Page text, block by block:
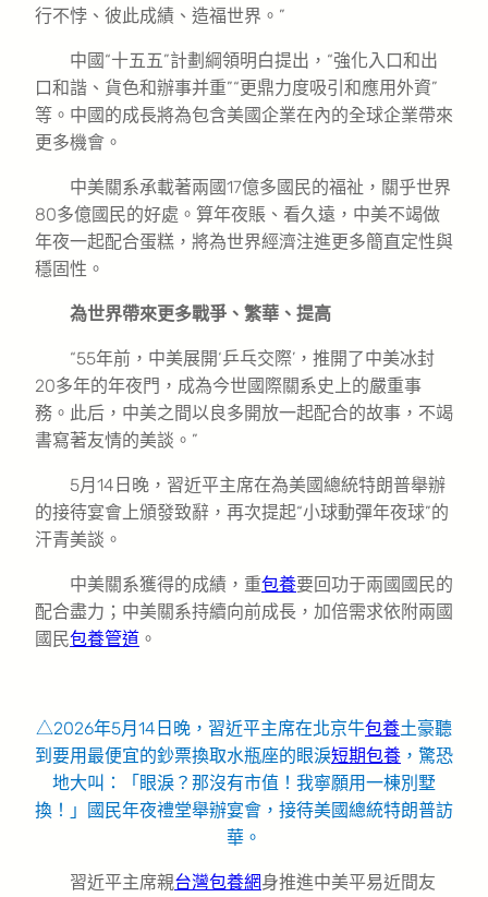
行不悖、彼此成績、造福世界。”
中國“十五五”計劃綱領明白提出，“強化入口和出
口和諧、貨色和辦事并重”“更鼎力度吸引和應用外資”
等。中國的成長將為包含美國企業在內的全球企業帶來
更多機會。
中美關系承載著兩國17億多國民的福祉，關乎世界
80多億國民的好處。算年夜賬、看久遠，中美不竭做
年夜一起配合蛋糕，將為世界經濟注進更多簡直定性與
穩固性。
為世界帶來更多戰爭、繁華、提高
“55年前，中美展開‘乒乓交際’，推開了中美冰封
20多年的年夜門，成為今世國際關系史上的嚴重事
務。此后，中美之間以良多開放一起配合的故事，不竭
書寫著友情的美談。”
5月14日晚，習近平主席在為美國總統特朗普舉辦
的接待宴會上頒發致辭，再次提起“小球動彈年夜球”的
汗青美談。
中美關系獲得的成績，重包養要回功于兩國國民的
配合盡力；中美關系持續向前成長，加倍需求依附兩國
國民包養管道 。
△2026年5月14日晚，習近平主席在北京牛包養土豪聽
到要用最便宜的鈔票換取水瓶座的眼淚短期包養 ，驚恐
地大叫：「眼淚？那沒有市值！我寧願用一棟別墅
換！」國民年夜禮堂舉辦宴會，接待美國總統特朗普訪
華。
習近平主席親台灣包養網身推進中美平易近間友